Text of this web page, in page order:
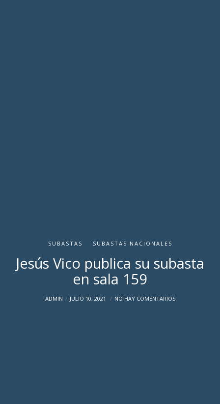
SUBASTAS SUBASTAS NACIONALES
Jesús Vico publica su subasta
en sala 159
ADMIN JULIO 10, 2021 NO HAY COMENTARIOS